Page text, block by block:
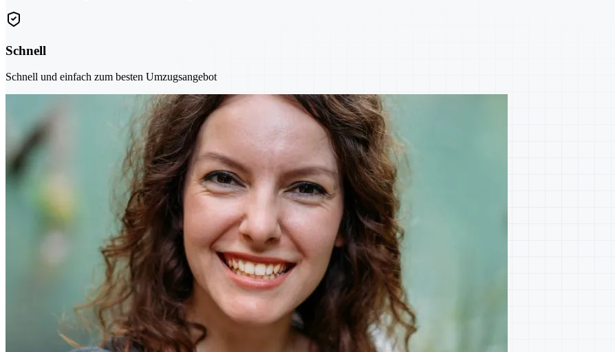
Schnell
Schnell und einfach zum besten Umzugsangebot